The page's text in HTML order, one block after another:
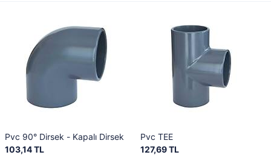
Pvc 90° Dirsek - Kapalı Dirsek
103,14 TL
Pvc TEE
127,69 TL